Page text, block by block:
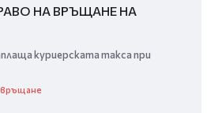
НА ВРЪЩАНЕ НА
куриерската такса при
връщане